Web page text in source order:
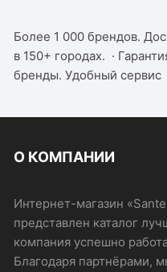
Более 1 000 брендов.
в 150+ городах. ·
бренды. Удобный сервис
О КОМПАНИИ
Интернет-магазин
представлен каталог
компания успешно
Благодаря партнёрами,